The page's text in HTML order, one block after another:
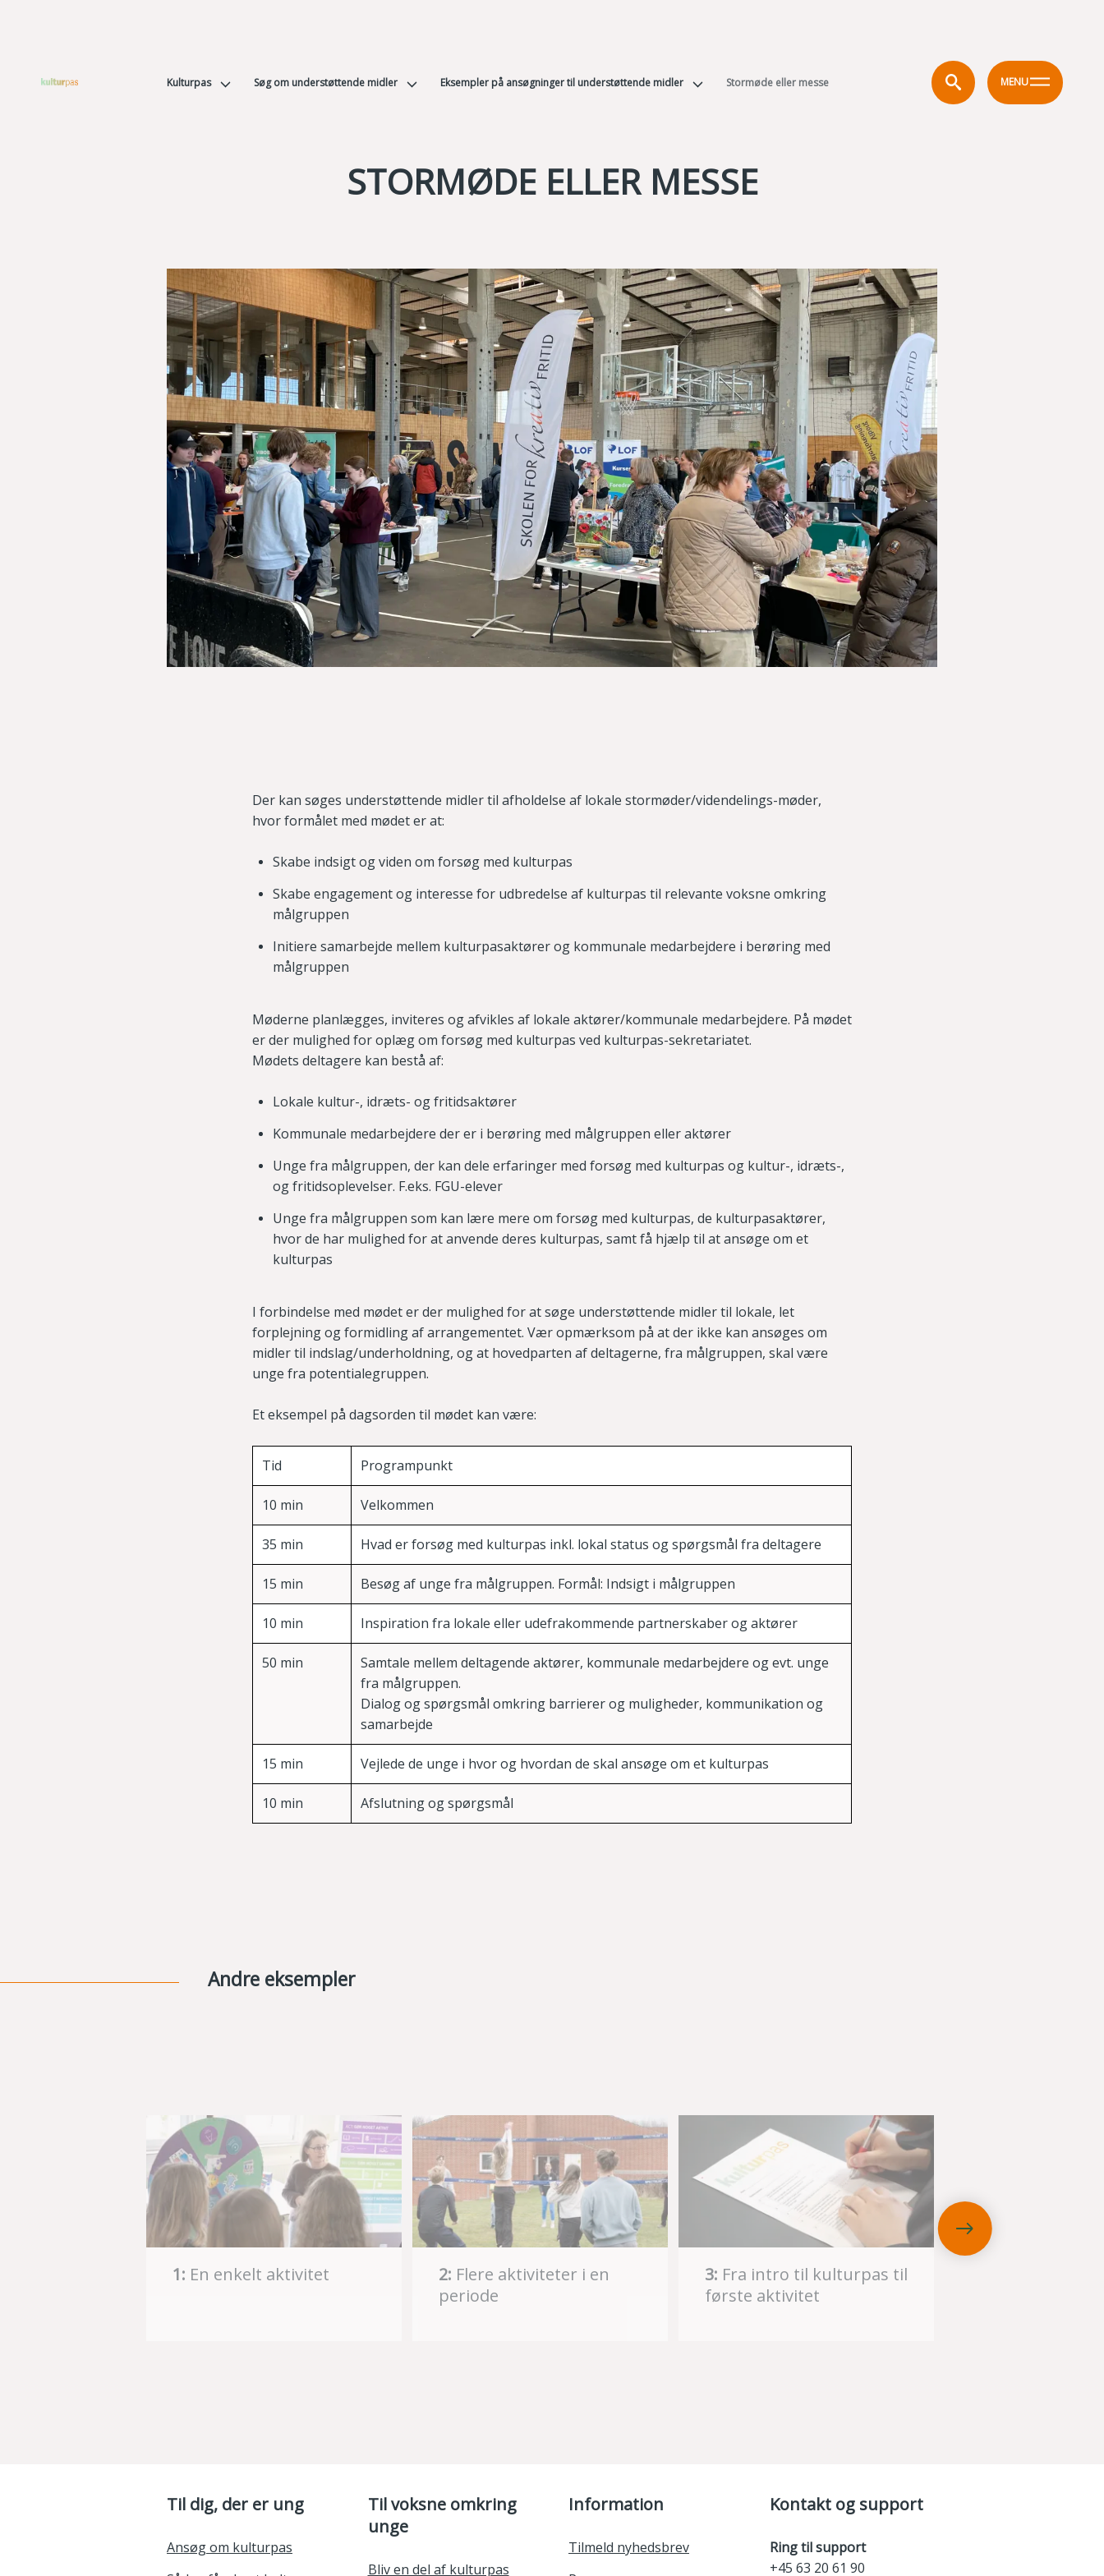
MENU
Kulturpas Søg om understøttende midler Eksempler på ansøgninger til understøttende midler Stormøde eller messe
STORMØDE ELLER MESSE
Der kan søges understøttende midler til afholdelse af lokale stormøder/videndelings-møder,
hvor formålet med mødet er at:
Skabe indsigt og viden om forsøg med kulturpas
Skabe engagement og interesse for udbredelse af kulturpas til relevante voksne omkring
målgruppen
Initiere samarbejde mellem kulturpasaktørerog kommunale medarbejdere i berøring med
målgruppen
Møderne planlægges, inviteres og afvikles af lokale aktører/kommunale medarbejdere. På mødet
er der mulighed for oplæg om forsøg med kulturpas ved kulturpas-sekretariatet.
Mødets deltagere kan bestå af:
Lokale kultur-, idræts- og fritidsaktører
Kommunale medarbejdere der er i berøring med målgruppen eller aktører
Unge fra målgruppen, der kan dele erfaringer med forsøg med kulturpas og kultur-, idræts-,
og fritidsoplevelser. F.eks. FGU-elever
Unge fra målgruppen som kan lære mere om forsøg med kulturpas, de kulturpasaktører,
hvor de har mulighed for at anvende deres kulturpas, samt få hjælp til at ansøge om et
kulturpas
I forbindelse med mødet er der mulighed for at søge understøttende midler til lokale, let
forplejning og formidling af arrangementet. Vær opmærksom på at der ikke kan ansøges om
midler til indslag/underholdning, og at hovedparten af deltagerne, fra målgruppen, skal være
unge fra potentialegruppen.
Et eksempel på dagsorden til mødet kan være:
Tid Programpunkt
10 min Velkommen
35 min Hvad er forsøg med kulturpas inkl. lokal status og spørgsmål fra deltagere
15 min Besøg af unge fra målgruppen. Formål: Indsigt i målgruppen
10 min Inspiration fra lokale eller udefrakommende partnerskaber og aktører
50 min
Samtale mellem deltagende aktører, kommunale medarbejdere og evt. unge
fra målgruppen.
Dialog og spørgsmål omkring barrierer og muligheder, kommunikation og
samarbejde
15 min Vejlede de unge i hvor og hvordan de skal ansøge om et kulturpas
10 min Afslutning og spørgsmål
Andre eksempler
1: En enkelt aktivitet 2: Flere aktiviteter i en
periode
3: Fra intro til kulturpas til
første aktivitet
Til dig, der er ung
Ansøg om kulturpas
Til voksne omkring
unge
Bliv en del af kulturpas
Information
Tilmeld nyhedsbrev
Kontakt og support
Ring til support
+45 63 20 61 90